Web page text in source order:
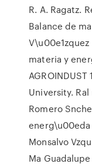
R. A. Ragatz.
Balance de
V\u00e1zquez
materia y
University.
Romero
energ\u00eda
Monsalvo
Ma